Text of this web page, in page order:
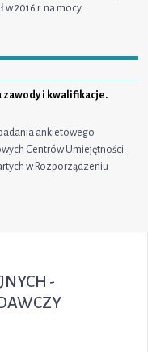
2016 r. na mocy…
i kwalifikacje.
ankietowego
Centrów Umiejętności
w Rozporządzeniu
-